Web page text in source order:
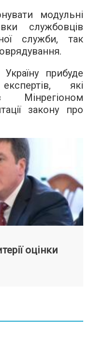
модульні
службовців
служби, так
прибуде
які
Мінрегіоном
закону про
оцінки